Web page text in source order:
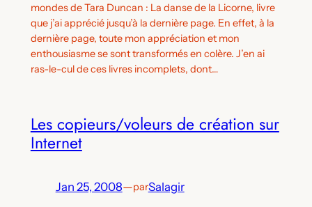
mondes de Tara Duncan : La danse de la Licorne, livre
que j’ai apprécié jusqu’à la dernière page. En effet, à la
dernière page, toute mon appréciation et mon
enthousiasme se sont transformés en colère. J’en ai
ras-le-cul de ces livres incomplets, dont…
Les copieurs/voleurs de création sur
Internet
Jan 25, 2008—parSalagir